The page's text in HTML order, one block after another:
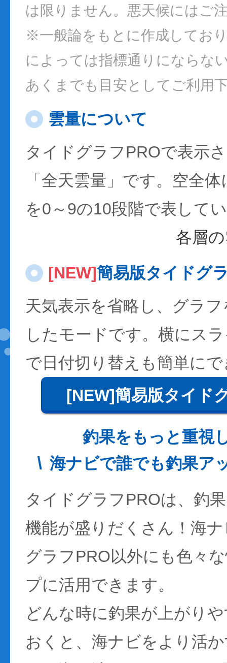
は限りません。悪天候にはご
※一般論をもとに作成してお
によっては指標通りにならな
あくまでも目安としてご利用
雲量について
タイドグラフPROで表示
「全天雲量」です。空全
を0～9の10段階で表して
各層
[NEW]簡易版タイドグ
天気表示を省略し、グラ
したモードです。横にス
で日付切り替えも簡単に
[NEW]簡易版タイド
釣果をもっと重視
海ナビで誰でも釣果ア
タイドグラフPROは、釣
機能が盛りだくさん！海
グラフPRO以外にも色々
プに活用できます。
どんな時に釣果が上がり
おくと、海ナビをより活